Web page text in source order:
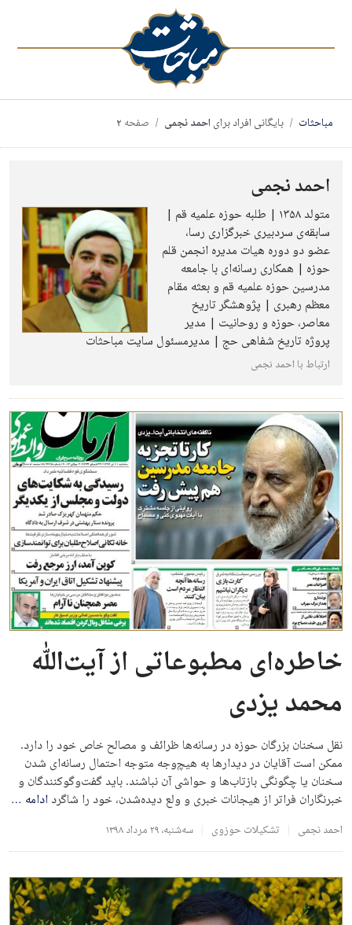
مباحثات بایگانی افراد برایاحمد نجمی صفحه ۲
احمد نجمی
متولد ۱۳۵۸ | طلبه حوزه علمیه قم |
سابقه‌ی سردبیری خبرگزاری رسا،
عضو دو دوره هیات مدیره انجمن قلم
حوزه | همکاری رسانه‌ای با جامعه
مدرسین حوزه علمیه قم و بعثه مقام
معظم رهبری | پژوهشگر تاریخ
معاصر، حوزه و روحانیت | مدیر
پروژه تاریخ شفاهی حج | مدیرمسئول سایت مباحثات
ارتباط با احمد نجمی
خاطره‌ای مطبوعاتی از آیت‌الله
محمد یزدی
نقل سخنان بزرگان حوزه در رسانه‌ها ظرائف و مصالح خاص خود را دارد.
ممکن است آقایان در دیدارها به هیچ‌وجه متوجه احتمال رسانه‌ای شدن
سخنان یا چگونگی بازتاب‌ها و حواشی آن نباشند. باید گفت‌وگوکنندگان و
خبرنگاران فراتر از هیجانات خبری و ولع دیده‌شدن، خود را شاگردادامه …
احمد نجمی تشکیلات حوزوی سه‌شنبه، ۲۹ مرداد ۱۳۹۸